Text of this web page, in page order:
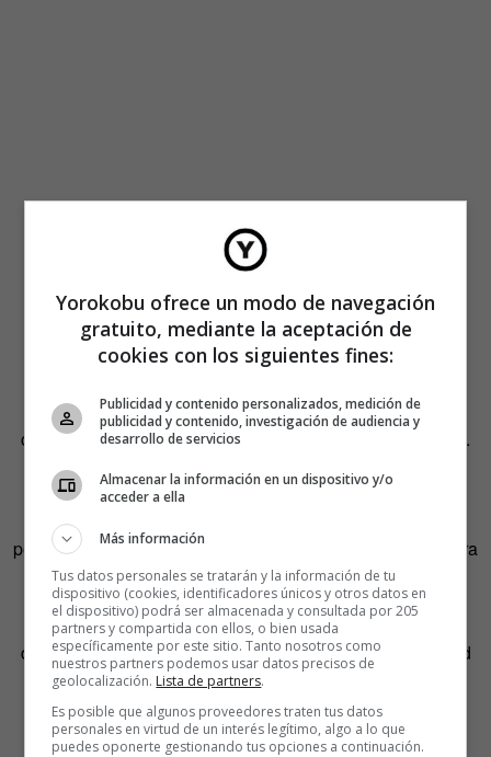
—¡Contigo sí que no se puede hablar!
Volver al punto de partida.La retórica es un arte. La
conversación debe avanzar como un encuentro deportivo.
Si notas que te empiezan a sacar ventaja, debes buscar
nuevas líneas para intentar ganar la partida. Pero nunca
repetir un punto que ya te han rebatido, porque eso es
perder el tiempo y además te pone en evidencia (demuestra
que no tienes más razones que argumentar).
No visualizar el final de la discusión.
Para que una
discusión tenga éxito, las dos partes deben tener voluntad
de alcanzar un punto final: un acuerdo, una petición de
perdón o cualquier otra solución. Si una de las dos
personas solo quiere discutir por desahogarse, pero no
Yorokobu ofrece un modo de navegación
gratuito, mediante la aceptación de
cookies con los siguientes fines:
Publicidad y contenido personalizados, medición de
publicidad y contenido, investigación de audiencia y
desarrollo de servicios
Almacenar la información en un dispositivo y/o
acceder a ella
Más información
Tus datos personales se tratarán y la información de tu
dispositivo (cookies, identificadores únicos y otros datos en
el dispositivo) podrá ser almacenada y consultada por 205
partners y compartida con ellos, o bien usada
específicamente por este sitio. Tanto nosotros como
nuestros partners podemos usar datos precisos de
geolocalización. Lista de partners.
Es posible que algunos proveedores traten tus datos
personales en virtud de un interés legítimo, algo a lo que
puedes oponerte gestionando tus opciones a continuación.